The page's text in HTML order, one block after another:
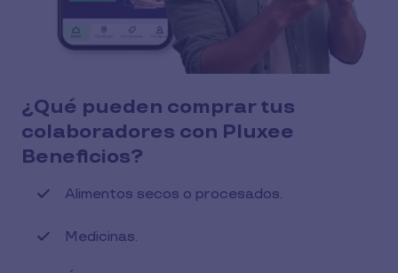
¿Qué pueden comprar tus
colaboradores con Pluxee
Beneficios?
Alimentos secos o procesados.
Medicinas.